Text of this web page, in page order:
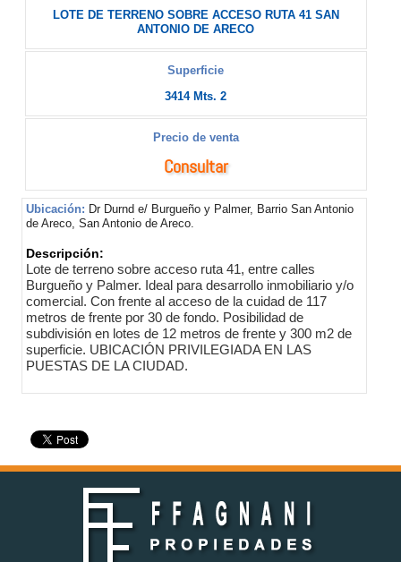
LOTE DE TERRENO SOBRE ACCESO RUTA 41 SAN
ANTONIO DE ARECO
Superficie
3414 Mts. 2
Precio de venta
Consultar
Ubicación: Dr Durnd e/ Burgueño y Palmer, Barrio San Antonio
de Areco, San Antonio de Areco.
Descripción:
Lote de terreno sobre acceso ruta 41, entre calles
Burgueño y Palmer. Ideal para desarrollo inmobiliario y/o
comercial. Con frente al acceso de la cuidad de 117
metros de frente por 30 de fondo. Posibilidad de
subdivisión en lotes de 12 metros de frente y 300 m2 de
superficie. UBICACIÓN PRIVILEGIADA EN LAS
PUESTAS DE LA CIUDAD.